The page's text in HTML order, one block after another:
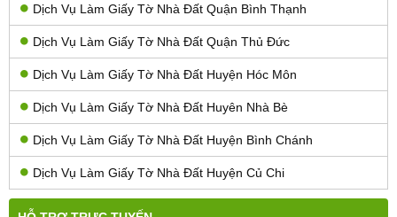
Dịch Vụ Làm Giấy Tờ Nhà Đất Quận Bình Thạnh
Dịch Vụ Làm Giấy Tờ Nhà Đất Quận Thủ Đức
Dịch Vụ Làm Giấy Tờ Nhà Đất Huyện Hóc Môn
Dịch Vụ Làm Giấy Tờ Nhà Đất Huyên Nhà Bè
Dịch Vụ Làm Giấy Tờ Nhà Đất Huyện Bình Chánh
Dịch Vụ Làm Giấy Tờ Nhà Đất Huyện Củ Chi